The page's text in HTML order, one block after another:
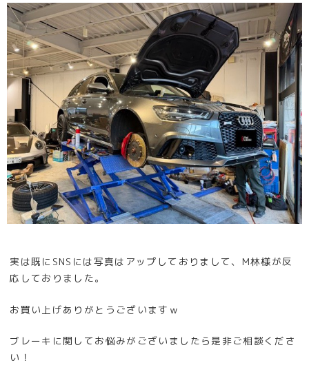
実は既にSNSには写真はアップしておりまして、M林様が反
応しておりました。
お買い上げありがとうございますｗ
ブレーキに関してお悩みがございましたら是非ご相談くださ
い！